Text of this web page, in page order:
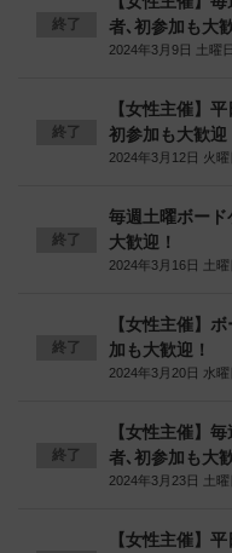
終了
者､初参加も大
2024年3月9日 土曜日
終了
【女性主催】
初参加も大歓迎
2024年3月12日 火曜
終了
毎週土曜ボード
大歓迎！
2024年3月16日 土曜
終了
【女性主催】
加も大歓迎！
2024年3月20日 水曜
終了
【女性主催】
者､初参加も大
2024年3月23日 土曜
【女性主催】